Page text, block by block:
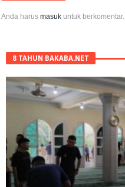
Anda harusmasuk untuk berkomentar.
8 TAHUN BAKABA.NET